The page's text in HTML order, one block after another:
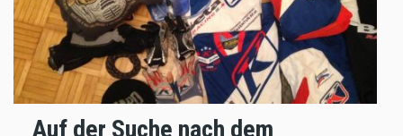
Auf der Suche nach dem